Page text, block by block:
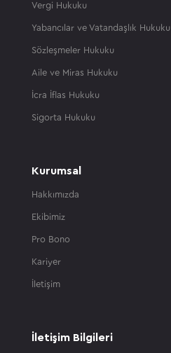
Vergi Hukuku
Yabancılar ve Vatandaşlık Hukuku
Sözleşmeler Hukuku
Aile ve Miras Hukuku
İcra İflas Hukuku
Sigorta Hukuku
Kurumsal
Hakkımızda
Ekibimiz
Pro Bono
Kariyer
İletişim
İletişim Bilgileri